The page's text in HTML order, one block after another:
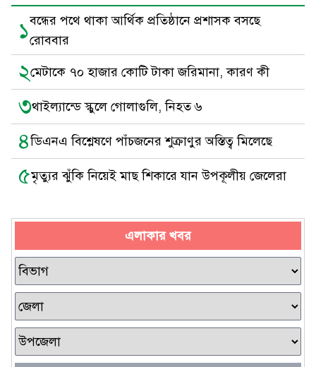
১বন্ধের পথে থাকা আর্থিক প্রতিষ্ঠানে প্রশাসক বসছে
রোববার
২মেটাকে ৭০ হাজার কোটি টাকা জরিমানা, কারণ কী
৩থাইল্যান্ডে স্কুলে গোলাগুলি, নিহত ৬
৪ডিএনএ বিশ্লেষণে পাঁচজনের শুক্রাণুর অস্তিত্ব মিলেছে
৫মৃত্যুর ঝুঁকি নিয়েই মাছ শিকারে যান উপকূলীয় জেলেরা
এলাকার খবর